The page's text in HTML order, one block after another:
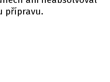
přípravu.